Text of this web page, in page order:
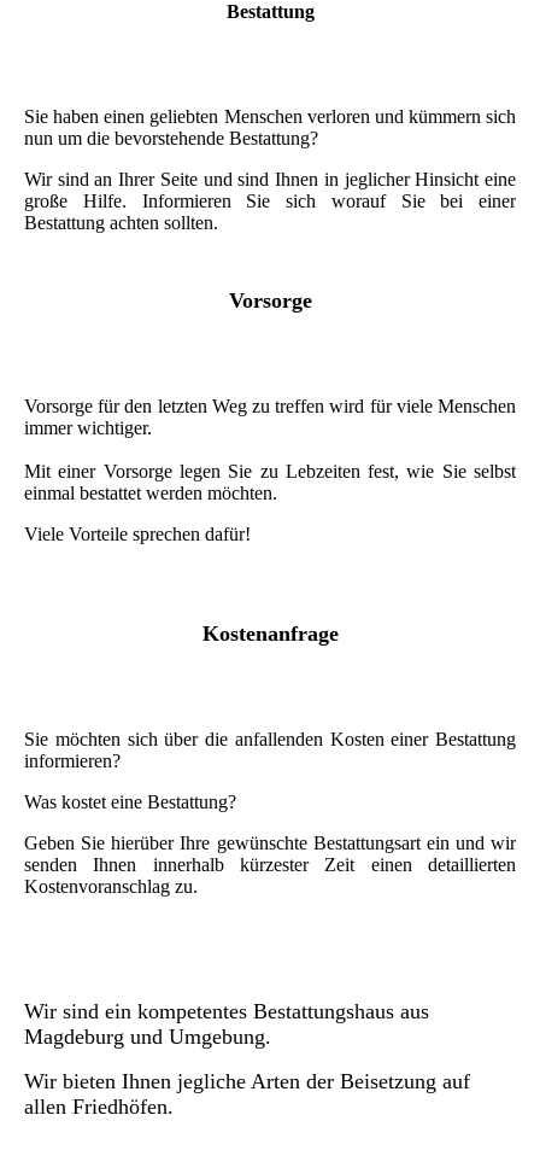
Bestattung
Sie haben einen geliebten Menschen verloren und kümmern sich
nun um die bevorstehende Bestattung?
Wir sind an Ihrer Seite und sind Ihnen in jeglicher Hinsicht eine
große Hilfe. Informieren Sie sich worauf Sie bei einer
Bestattung achten sollten.
Vorsorge
Vorsorge für den letzten Weg zu treffen wird für viele Menschen
immer wichtiger.
Mit einer Vorsorge legen Sie zu Lebzeiten fest, wie Sie selbst
einmal bestattet werden möchten.
Viele Vorteile sprechen dafür!
Kostenanfrage
Sie möchten sich über die anfallenden Kosten einer Bestattung
informieren?
Was kostet eine Bestattung?
Geben Sie hierüber Ihre gewünschte Bestattungsart ein und wir
senden Ihnen innerhalb kürzester Zeit einen detaillierten
Kostenvoranschlag zu.
Wir sind ein kompetentes Bestattungshaus aus
Magdeburg und Umgebung.
Wir bieten Ihnen jegliche Arten der Beisetzung auf
allen Friedhöfen.